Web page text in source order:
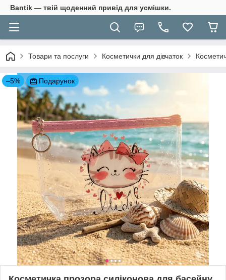
Bantik — твій щоденний привід для усмішки.
Товари та послуги Косметички для дівчаток
–5% Подарунок